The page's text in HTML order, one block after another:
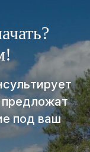
предложат
под ваш